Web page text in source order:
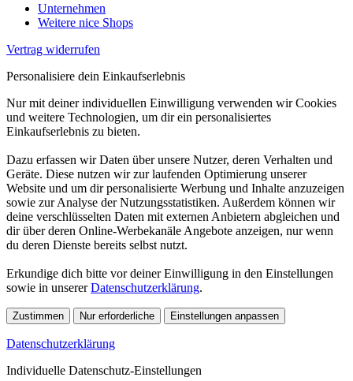
Unternehmen
Weitere nice Shops
Vertrag widerrufen
Personalisiere dein Einkaufserlebnis
Nur mit deiner individuellen Einwilligung verwenden wir Cookies
und weitere Technologien, um dir ein personalisiertes
Einkaufserlebnis zu bieten.
Dazu erfassen wir Daten über unsere Nutzer, deren Verhalten und
Geräte. Diese nutzen wir zur laufenden Optimierung unserer
Website und um dir personalisierte Werbung und Inhalte anzuzeigen
sowie zur Analyse der Nutzungsstatistiken. Außerdem können wir
deine verschlüsselten Daten mit externen Anbietern abgleichen und
dir über deren Online-Werbekanäle Angebote anzeigen, nur wenn
du deren Dienste bereits selbst nutzt.
Erkundige dich bitte vor deiner Einwilligung in den Einstellungen
sowie in unsererDatenschutzerklärung.
Zustimmen Nur erforderliche Einstellungen anpassen
Datenschutzerklärung
Individuelle Datenschutz-Einstellungen